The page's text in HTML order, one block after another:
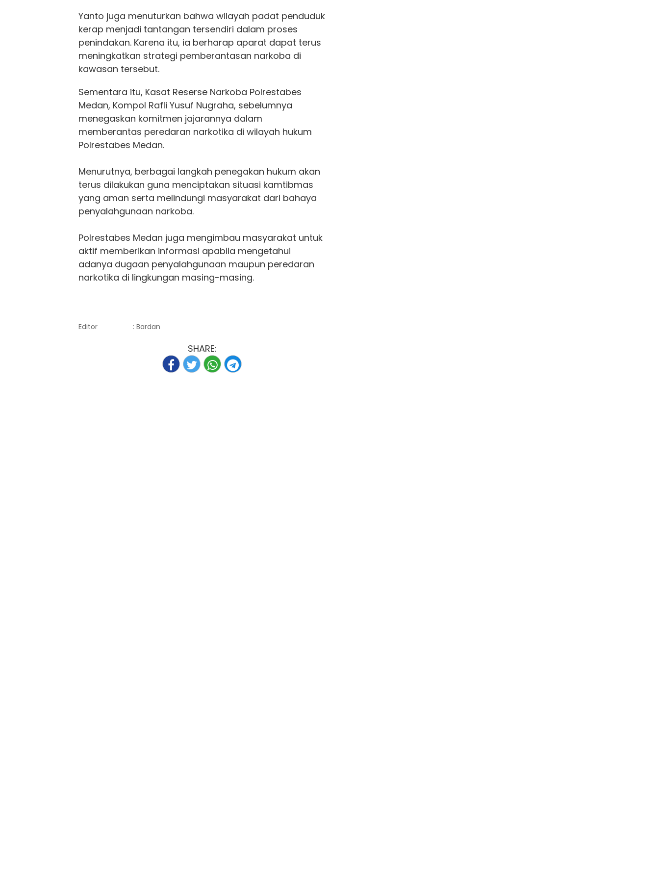
Yanto juga menuturkan bahwa wilayah padat penduduk
kerap menjadi tantangan tersendiri dalam proses
penindakan. Karena itu, ia berharap aparat dapat terus
meningkatkan strategi pemberantasan narkoba di
kawasan tersebut.
Sementara itu, Kasat Reserse Narkoba Polrestabes
Medan, Kompol Rafli Yusuf Nugraha, sebelumnya
menegaskan komitmen jajarannya dalam
memberantas peredaran narkotika di wilayah hukum
Polrestabes Medan.
Menurutnya, berbagai langkah penegakan hukum akan
terus dilakukan guna menciptakan situasi kamtibmas
yang aman serta melindungi masyarakat dari bahaya
penyalahgunaan narkoba.
Polrestabes Medan juga mengimbau masyarakat untuk
aktif memberikan informasi apabila mengetahui
adanya dugaan penyalahgunaan maupun peredaran
narkotika di lingkungan masing-masing.
Editor : Bardan
SHARE: